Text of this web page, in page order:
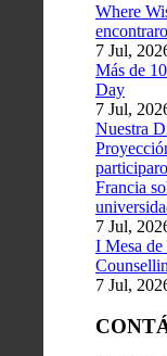
Where
7 Jul,
Más de
Day
7 Jul,
Nuestra
Francia
7 Jul,
I Mesa
7 Jul,